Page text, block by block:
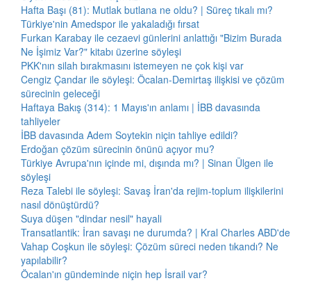
Hafta Başı (81): Mutlak butlana ne oldu? | Süreç tıkalı mı?
Türkiye'nin Amedspor ile yakaladığı fırsat
Furkan Karabay ile cezaevi günlerini anlattığı "Bizim Burada
Ne İşimiz Var?" kitabı üzerine söyleşi
PKK'nın silah bırakmasını istemeyen ne çok kişi var
Cengiz Çandar ile söyleşi: Öcalan-Demirtaş ilişkisi ve çözüm
sürecinin geleceği
Haftaya Bakış (314): 1 Mayıs'ın anlamı | İBB davasında
tahliyeler
İBB davasında Adem Soytekin niçin tahliye edildi?
Erdoğan çözüm sürecinin önünü açıyor mu?
Türkiye Avrupa'nın içinde mi, dışında mı? | Sinan Ülgen ile
söyleşi
Reza Talebi ile söyleşi: Savaş İran'da rejim-toplum ilişkilerini
nasıl dönüştürdü?
Suya düşen "dindar nesil" hayali
Transatlantik: İran savaşı ne durumda? | Kral Charles ABD'de
Vahap Coşkun ile söyleşi: Çözüm süreci neden tıkandı? Ne
yapılabilir?
Öcalan'ın gündeminde niçin hep İsrail var?